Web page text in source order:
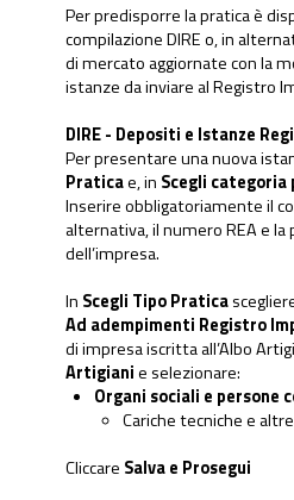
Per predisporre la pratica è
compilazione DIRE o, in
di mercato aggiornate con la
istanze da inviare al Registro
DIRE - Depositi e Istanze
Per presentare una nuova
Praticae, in Scegli
Inserire obbligatoriamente il
alternativa, il numero REA e la
dell’impresa.
In Scegli Tipo Pratica
Ad adempimenti Registro
di impresa iscritta all’Albo
Artigianie selezionare:
Organi sociali e persone
Cariche tecniche e
Cliccare Salva e Prosegui